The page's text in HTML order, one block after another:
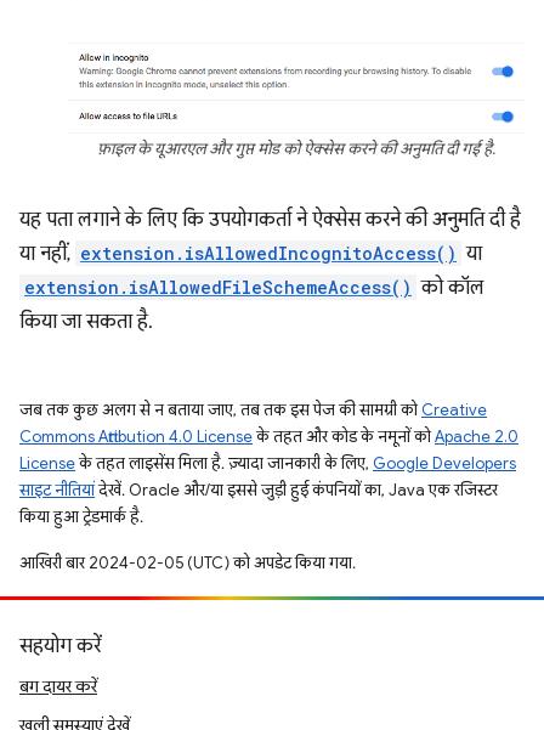
फ़ाइल के यूआरएल और गुप्त मोड को ऐक्सेस करने की अनुमति दी गई है.
यह पता लगाने के लिए कि उपयोगकर्ता ने ऐक्सेस करने की अनुमति दी है
या नहीं, extension.isAllowedIncognitoAccess() या
extension.isAllowedFileSchemeAccess() को कॉल
किया जा सकता है.
जब तक कुछ अलग से न बताया जाए, तब तक इस पेज की सामग्री कोCreative
Commons Attribution 4.0 Licenseके तहत और कोड के नमूनों कोApache 2.0
Licenseके तहत लाइसेंस मिला है. ज़्यादा जानकारी के लिए, Google Developers
साइट नीतियांदेखें. Oracle और/या इससे जुड़ी हुई कंपनियों का, Java एक रजिस्टर
किया हुआ ट्रेडमार्क है.
आखिरी बार 2024-02-05 (UTC) को अपडेट किया गया.
सहयोग करें
बग दायर करें
खुली समस्याएं देखें